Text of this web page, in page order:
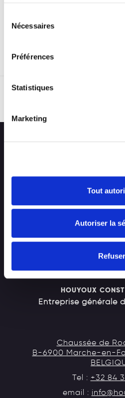
Nécessaires
Préférences
Statistiques
Marketing
Tout
Autoriser la
Refuser
HOUYOUX
Entreprise générale
Chaussée de
B-6900 Marche-en-
Tel : +32 84
email :